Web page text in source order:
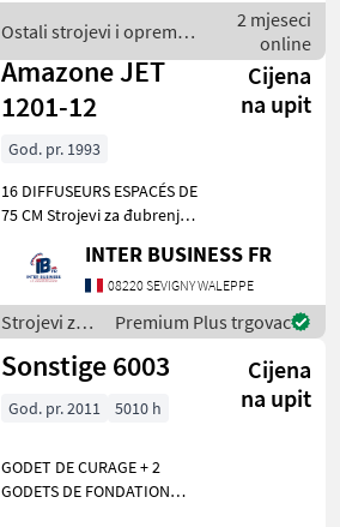
PNEUS : 11.5/80x15.3 1
Ostali strojevi i oprema
/ Sonstige
2 mjeseci
online
Amazone JET
1201-12
Cijena
na upit
God. pr. 1993
16 DIFFUSEURS ESPACÉS DE
75 CM Strojevi za đubrenje,
Rasipači mineralnog
đubriva
INTER BUSINESS FR
08220 SEVIGNY WALEPPE
Strojevi za
đubrenje,
gnojenje i
/ Amazone
Premium Plus trgovac
Sonstige 6003
Cijena
na upit
God. pr. 2011 5010 h
GODET DE CURAGE + 2
GODETS DE FONDATION